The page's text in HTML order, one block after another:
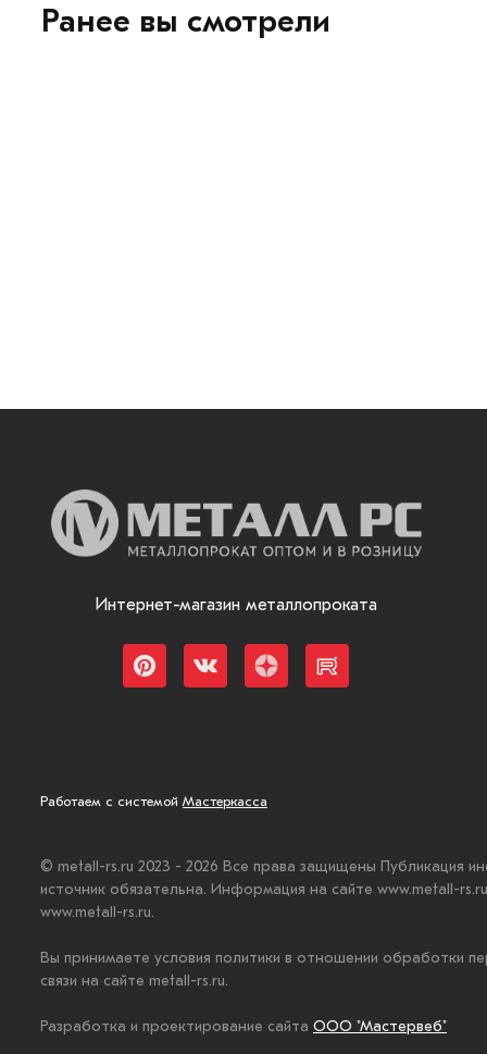
Ранее вы смотрели
Интернет-магазин металлопроката
Работаем с системой Мастеркасса
© metall-rs.ru 2023 - 2026 Все права защищены Публикация
источник обязательна. Информация на сайте www.metall-
www.metall-rs.ru.
Вы принимаете условия политики в отношении обработки
связи на сайте metall-rs.ru.
Разработка и проектирование сайта ООО "Мастервеб"